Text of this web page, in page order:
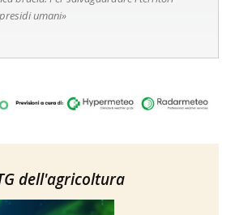
umani»
dell'agricoltura